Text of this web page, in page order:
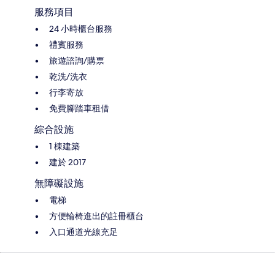
服務項目
24 小時櫃台服務
禮賓服務
旅遊諮詢/購票
乾洗/洗衣
行李寄放
免費腳踏車租借
綜合設施
1 棟建築
建於 2017
無障礙設施
電梯
方便輪椅進出的註冊櫃台
入口通道光線充足